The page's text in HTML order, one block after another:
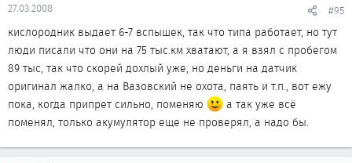
27.03.2008 #95
кислородник выдает 6-7 вспышек, так что типа работает, но тут
люди писали что они на 75 тыс.км хватают, а я взял с пробегом
89 тыс, так что скорей дохлый уже, но деньги на датчик
оригинал жалко, а на Вазовский не охота, паять и т.п., вот ежу
пока, когда припрет сильно, поменяю
а так уже всё
поменял, только акумулятор еще не проверял, а надо бы.